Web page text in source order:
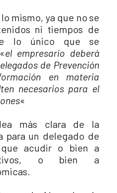
mismo, ya que no se
ni tiempos de
lo único que se
el empresario deberá
de Prevención
en materia
necesarios para el
«
más clara de la
para un delegado de
que acudir o bien a
o bien a